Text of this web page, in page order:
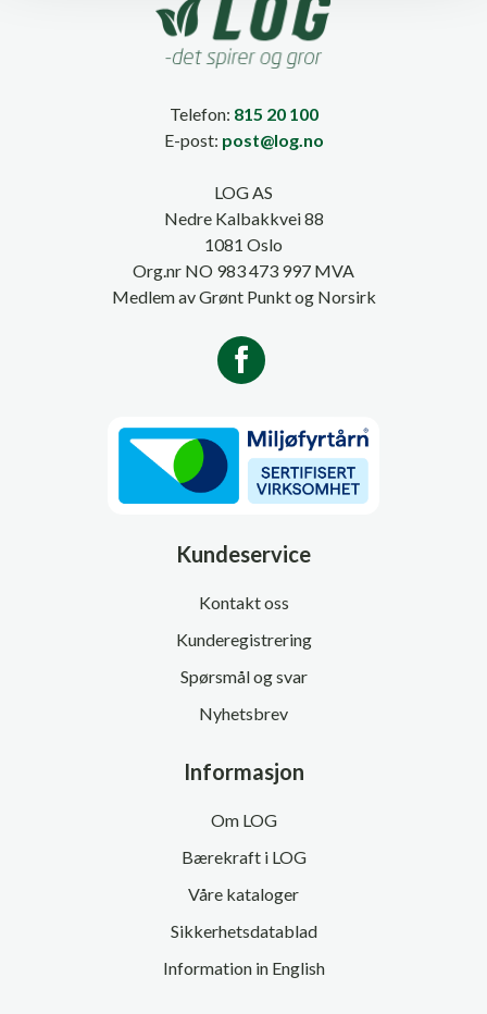
Telefon: 815 20 100
E-post: post@log.no
LOG AS
Nedre Kalbakkvei 88
1081 Oslo
Org.nr NO 983 473 997 MVA
Medlem av Grønt Punkt og Norsirk
Kundeservice
Kontakt oss
Kunderegistrering
Spørsmål og svar
Nyhetsbrev
Informasjon
Om LOG
Bærekraft i LOG
Våre kataloger
Sikkerhetsdatablad
Information in English